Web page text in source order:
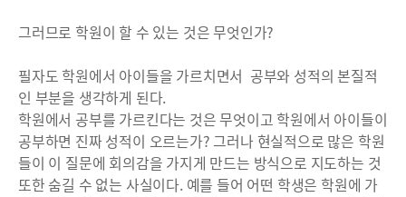
그러므로 학원이 할 수 있는 것은 무엇인가?
필자도 학원에서 아이들을 가르치면서 공부와 성적의 본질적
인 부분을 생각하게 된다.
학원에서 공부를 가르킨다는 것은 무엇이고 학원에서 아이들이
공부하면 진짜 성적이 오르는가? 그러나 현실적으로 많은 학원
들이 이 질문에 회의감을 가지게 만드는 방식으로 지도하는 것
또한 숨길 수 없는 사실이다. 예를 들어 어떤 학생은 학원에 가